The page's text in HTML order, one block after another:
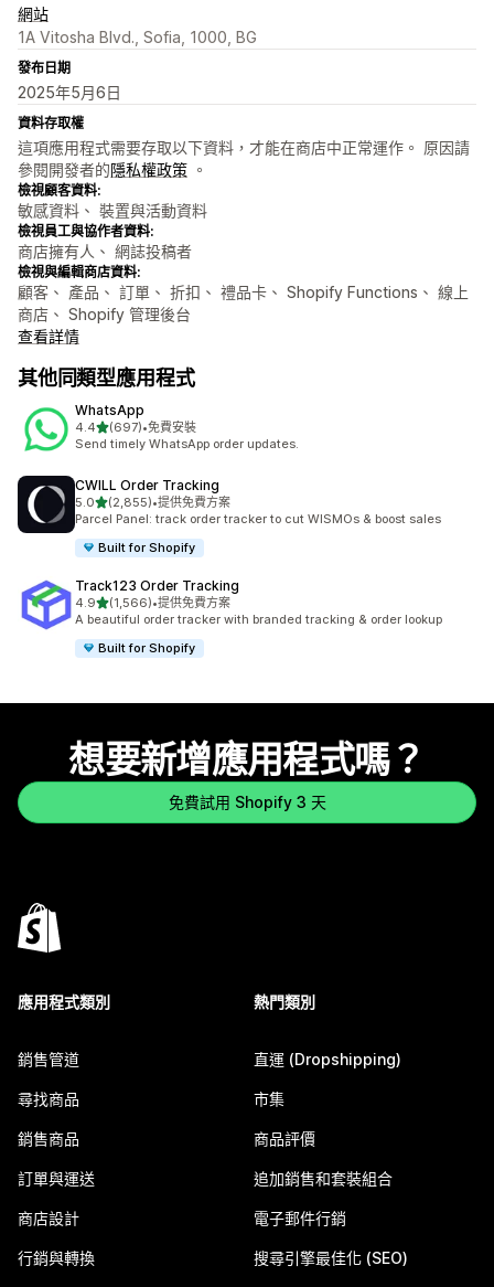
網站
1A Vitosha Blvd., Sofia, 1000, BG
發布日期
2025年5月6日
資料存取權
這項應用程式需要存取以下資料，才能在商店中正常運作。 原因請
參閱開發者的隱私權政策 。
檢視顧客資料:
敏感資料、 裝置與活動資料
檢視員工與協作者資料:
商店擁有人、 網誌投稿者
檢視與編輯商店資料:
顧客、 產品、 訂單、 折扣、 禮品卡、 Shopify Functions、 線上
商店、 Shopify 管理後台
查看詳情
其他同類型應用程式
WhatsApp
4.4滿分 5 顆星
(697)
共有 697 則評價
•免費安裝
Send timely WhatsApp order updates.
CWILL Order Tracking
5.0滿分 5 顆星
(2,855)
共有 2855 則評價
•提供免費方案
Parcel Panel: track order tracker to cut WISMOs & boost sales
Built for Shopify
Track123 Order Tracking
4.9滿分 5 顆星
(1,566)
共有 1566 則評價
•提供免費方案
A beautiful order tracker with branded tracking & order lookup
Built for Shopify
想要新增應用程式嗎？
免費試用 Shopify 3 天
應用程式類別
銷售管道
尋找商品
銷售商品
訂單與運送
商店設計
行銷與轉換
熱門類別
直運 (Dropshipping)
市集
商品評價
追加銷售和套裝組合
電子郵件行銷
搜尋引擎最佳化 (SEO)